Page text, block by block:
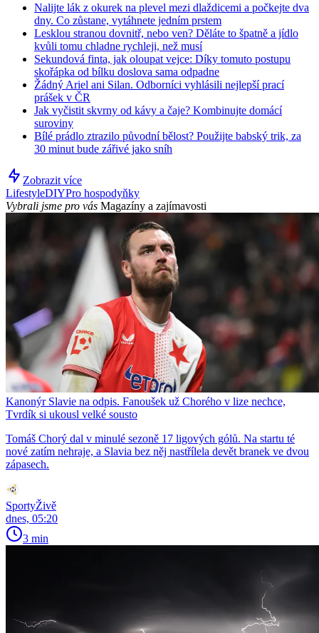
Nalijte lák z okurek na plevel mezi dlaždicemi a počkejte dva
dny. Co zůstane, vytáhnete jedním prstem
Lesklou stranou dovnitř, nebo ven? Děláte to špatně a jídlo
kvůli tomu chladne rychleji, než musí
Sekundová finta, jak oloupat vejce: Díky tomuto postupu
skořápka od bílku doslova sama odpadne
Žádný Ariel ani Silan. Odborníci vyhlásili nejlepší prací
prášek v ČR
Jak vyčistit skvrny od kávy a čaje? Kombinujte domácí
suroviny
Bílé prádlo ztrazilo původní bělost? Použijte babský trik, za
30 minut bude zářivé jako sníh
Zobrazit více
LifestyleDIYPro hospodyňky
Vybrali jsme pro vás Magazíny a zajímavosti
Kanonýr Slavie na odpis. Fanoušek už Chorého v lize nechce,
Tvrdík si ukousl velké sousto
Tomáš Chorý dal v minulé sezoně 17 ligových gólů. Na startu té
nové zatím nehraje, a Slavia bez něj nastřílela devět branek ve dvou
zápasech.
SportyŽivě
dnes, 05:20
3 min